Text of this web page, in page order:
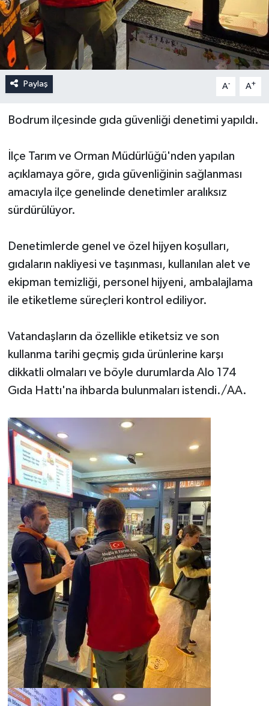
Paylaş A- A+
Bodrum ilçesinde gıda güvenliği denetimi yapıldı.
İlçe Tarım ve Orman Müdürlüğü'nden yapılan
açıklamaya göre, gıda güvenliğinin sağlanması
amacıyla ilçe genelinde denetimler aralıksız
sürdürülüyor.
Denetimlerde genel ve özel hijyen koşulları,
gıdaların nakliyesi ve taşınması, kullanılan alet ve
ekipman temizliği, personel hijyeni, ambalajlama
ile etiketleme süreçleri kontrol ediliyor.
Vatandaşların da özellikle etiketsiz ve son
kullanma tarihi geçmiş gıda ürünlerine karşı
dikkatli olmaları ve böyle durumlarda Alo 174
Gıda Hattı'na ihbarda bulunmaları istendi./AA.